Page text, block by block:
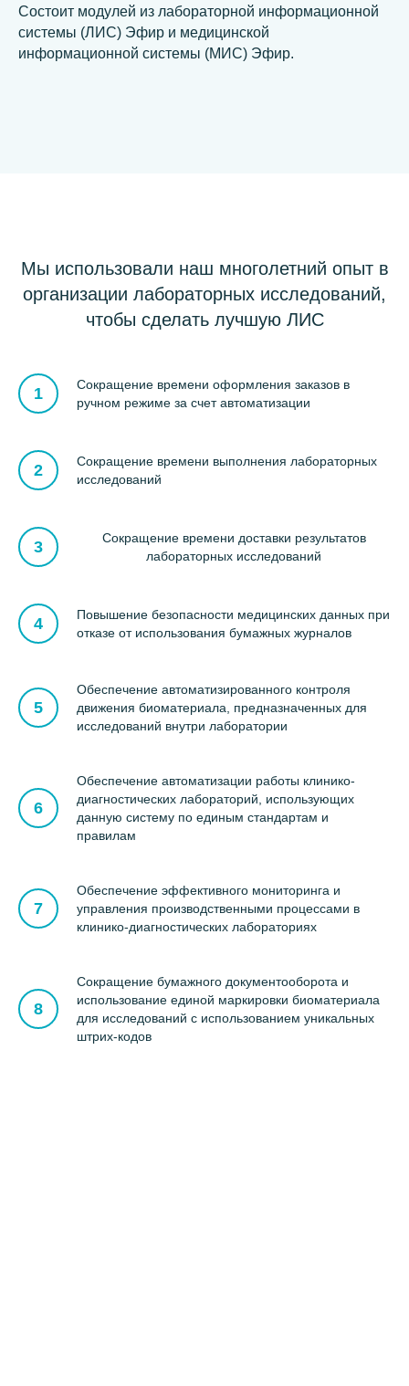
Состоит модулей из лабораторной информационной
системы (ЛИС) Эфир и медицинской
информационной системы (МИС) Эфир.
Мы использовали наш многолетний опыт в
организации лабораторных исследований,
чтобы сделать лучшую ЛИС
Сокращение времени оформления заказов в
ручном режиме за счет автоматизации
Сокращение времени выполнения лабораторных
исследований
Сокращение времени доставки результатов
лабораторных исследований
Повышение безопасности медицинских данных при
отказе от использования бумажных журналов
Обеспечение автоматизированного контроля
движения биоматериала, предназначенных для
исследований внутри лаборатории
Обеспечение автоматизации работы клинико-
диагностических лабораторий, использующих
данную систему по единым стандартам и
правилам
Обеспечение эффективного мониторинга и
управления производственными процессами в
клинико-диагностических лабораториях
Сокращение бумажного документооборота и
использование единой маркировки биоматериала
для исследований с использованием уникальных
штрих-кодов